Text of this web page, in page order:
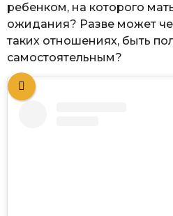
ребенком, на которого
ожидания? Разве может
таких отношениях, быть
самостоятельным?